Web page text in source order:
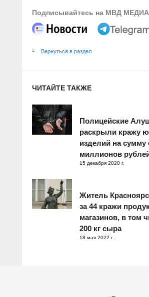
Подписывайтесь на МВД
Вернуться в раздел
ЧИТАЙТЕ ТАКЖЕ
Полицейские
раскрыли кражу
изделий на сумму
миллионов
15 декабря 2020 г.
Житель
за 44 кражи
магазинов, в том
200 кг сыра
18 мая 2022 г.